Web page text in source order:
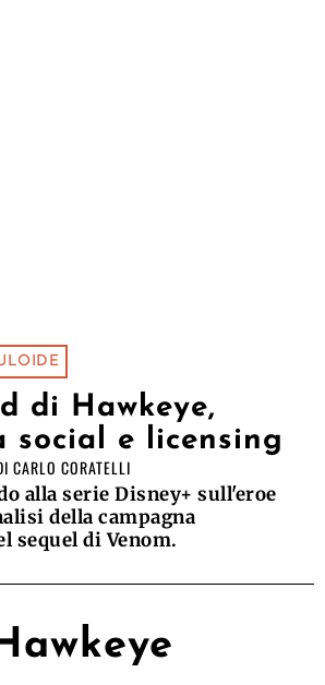
di Hawkeye,
social e licensing
CARLO CORATELLI
alla serie Disney+ sull'eroe
della campagna
sequel di Venom.